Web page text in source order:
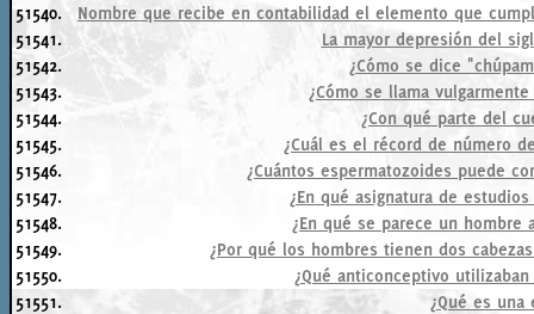
51540.
Nombre que recibe en contabilidad el elemento que
51541.
La mayor depresión del
51542.
¿Cómo se dice
51543.
¿Cómo se llama
51544.
¿Con qué parte del
51545.
¿Cuál es el récord de número
51546.
¿Cuántos espermatozoides puede
51547.
¿En qué asignatura de
51548.
¿En qué se parece un hombre
51549.
¿Por qué los hombres tienen dos
51550.
¿Qué anticonceptivo
51551.
¿Qué es una